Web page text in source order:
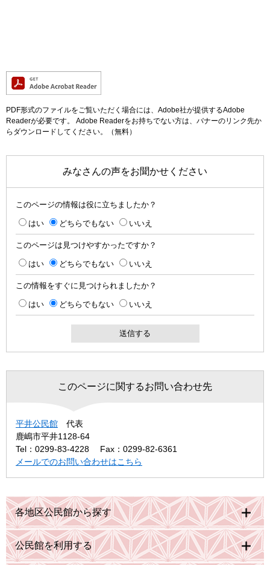
PDF形式のファイルをご覧いただく場合には、Adobe社が提供するAdobe
Readerが必要です。
Adobe Readerをお持ちでない方は、バナーのリンク先か
らダウンロードしてください。（無料）
みなさんの声をお聞かせください
このページの情報は役に立ちましたか？
はい どちらでもない いいえ
このページは見つけやすかったですか？
はい どちらでもない いいえ
この情報をすぐに見つけられましたか？
はい どちらでもない いいえ
このページに関するお問い合わせ先
平井公民館
代表
鹿嶋市平井1128-64
Tel：0299-83-4228
Fax：0299-82-6361
メールでのお問い合わせはこちら
各地区公民館から探す
公民館を利用する